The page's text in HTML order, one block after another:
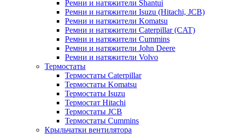
Ремни и натяжители Shantui
Ремни и натяжители Isuzu (Hitachi, JCB)
Ремни и натяжители Komatsu
Ремни и натяжители Caterpillar (CAT)
Ремни и натяжители Cummins
Ремни и натяжители John Deere
Ремни и натяжители Volvo
Термостаты
Термостаты Caterpillar
Термостаты Komatsu
Термостаты Isuzu
Термостат Hitachi
Термостаты JCB
Термостаты Cummins
Крыльчатки вентилятора